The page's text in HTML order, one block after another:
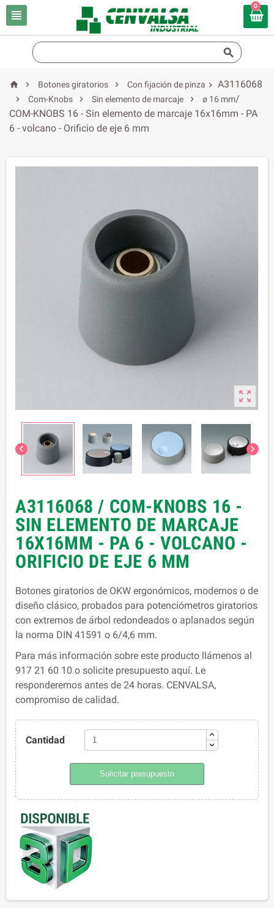

0

  Botones giratorios 
Con fijación de pinza

Com-Knobs  Sin elemento de marcaje  ø 16 mm
 A3116068
/
COM-KNOBS 16 - Sin elemento de marcaje 16x16mm - PA
6 - volcano - Orificio de eje 6 mm

 
A3116068 / COM-KNOBS 16 -
SIN ELEMENTO DE MARCAJE
16X16MM - PA 6 - VOLCANO -
ORIFICIO DE EJE 6 MM
Botones giratorios de OKW ergonómicos, modernos o de
diseño clásico, probados para potenciómetros giratorios
con extremos de árbol redondeados o aplanados según
la norma DIN 41591 o 6/4,6 mm.
Para más información sobre este producto llámenos al
917 21 60 10 o solicite presupuesto aquí. Le
responderemos antes de 24 horas. CENVALSA,
compromiso de calidad.
Cantidad
Solicitar presupuesto